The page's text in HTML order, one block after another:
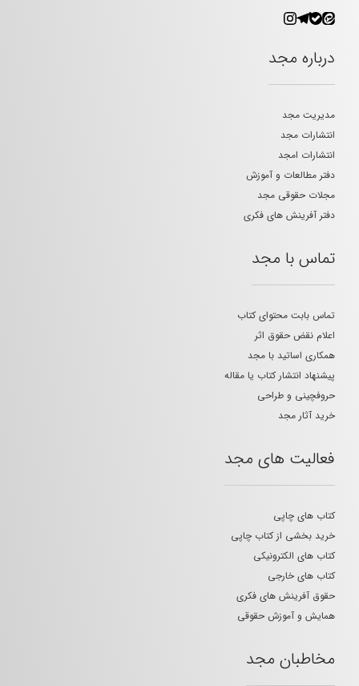
درباره مجد
مدیریت مجد
انتشارات مجد
انتشارات امجد
دفتر مطالعات و آموزش
مجلات حقوقی مجد
دفتر آفرینش های فکری
تماس با مجد
تماس بابت محتوای کتاب
اعلام نقض حقوق اثر
همکاری اساتید با مجد
پیشنهاد انتشار کتاب یا مقاله
حروفچینی و طراحی
خرید آثار مجد
فعالیت های مجد
کتاب های چاپی
خرید بخشی از کتاب چاپی
کتاب های الکترونیکی
کتاب های خارجی
حقوق آفرینش های فکری
همایش و آموزش حقوقی
مخاطبان مجد